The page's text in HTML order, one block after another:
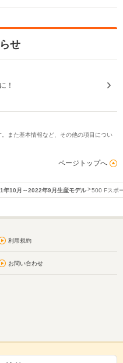
せ
！
また基本情報など、その他の項目につい
ページトップへ
年10月～2022年9月生産モデル 500 Fスポ
利用規約
お問い合わせ